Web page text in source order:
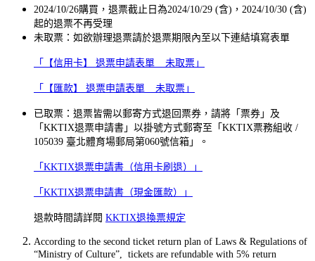
2024/10/26購買，退票截止日為2024/10/29 (含)，2024/10/30 (含)
起的退票不再受理
未取票：如欲辦理退票請於退票期限內至以下連結填寫表單
「【信用卡】 退票申請表單 _ 未取票」
「【匯款】 退票申請表單 _ 未取票」
已取票：退票皆需以郵寄方式退回票券，請將「票券」及
「KKTIX退票申請書」以掛號方式郵寄至「KKTIX票務組收 /
105039 臺北體育場郵局第060號信箱」。
「KKTIX退票申請書（信用卡刷退）」
「KKTIX退票申請書（現金匯款）」
退款時間請詳閱 KKTIX退換票規定
According to the second ticket return plan of Laws & Regulations of
“Ministry of Culture”, tickets are refundable with 5% return